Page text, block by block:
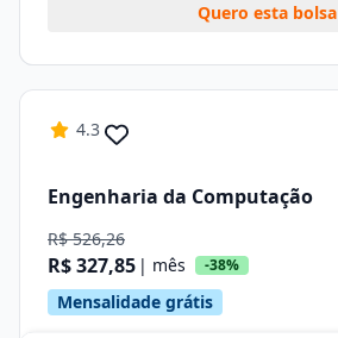
Quero esta bolsa
4.3
Engenharia da Computação
R$ 526,26
R$ 327,85 | mês -38%
Mensalidade grátis